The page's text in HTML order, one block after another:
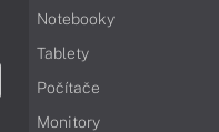
Notebooky
Tablety
Počítače
Monitory